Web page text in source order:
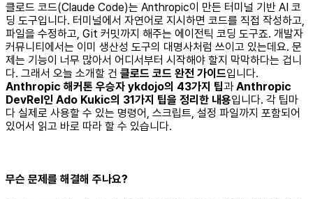
클로드 코드(Claude Code)는 Anthropic이 만든 터미널 기반 AI 코
딩 도구입니다. 터미널에서 자연어로 지시하면 코드를 직접 작성하고,
파일을 수정하고, Git 커밋까지 해주는 에이전틱 코딩 도구죠. 개발자
커뮤니티에서는 이미 생산성 도구의 대명사처럼 쓰이고 있는데요. 문
제는 기능이 너무 많아서 어디서부터 시작해야 할지 막막하다는 겁니
다. 그래서 오늘 소개할 건 클로드 코드 완전 가이드입니다.
Anthropic 해커톤 우승자 ykdojo의 43가지 팁과Anthropic
DevRel인 Ado Kukic의 31가지 팁을 정리한 내용입니다. 각 팁마
다 실제로 사용할 수 있는 명령어, 스크립트, 설정 파일까지 포함되어
있어서 읽고 바로 따라 할 수 있습니다.
무슨 문제를 해결해 주나요?